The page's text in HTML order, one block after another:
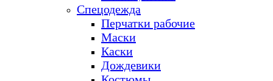
Спецодежда
Перчатки рабочие
Маски
Каски
Дождевики